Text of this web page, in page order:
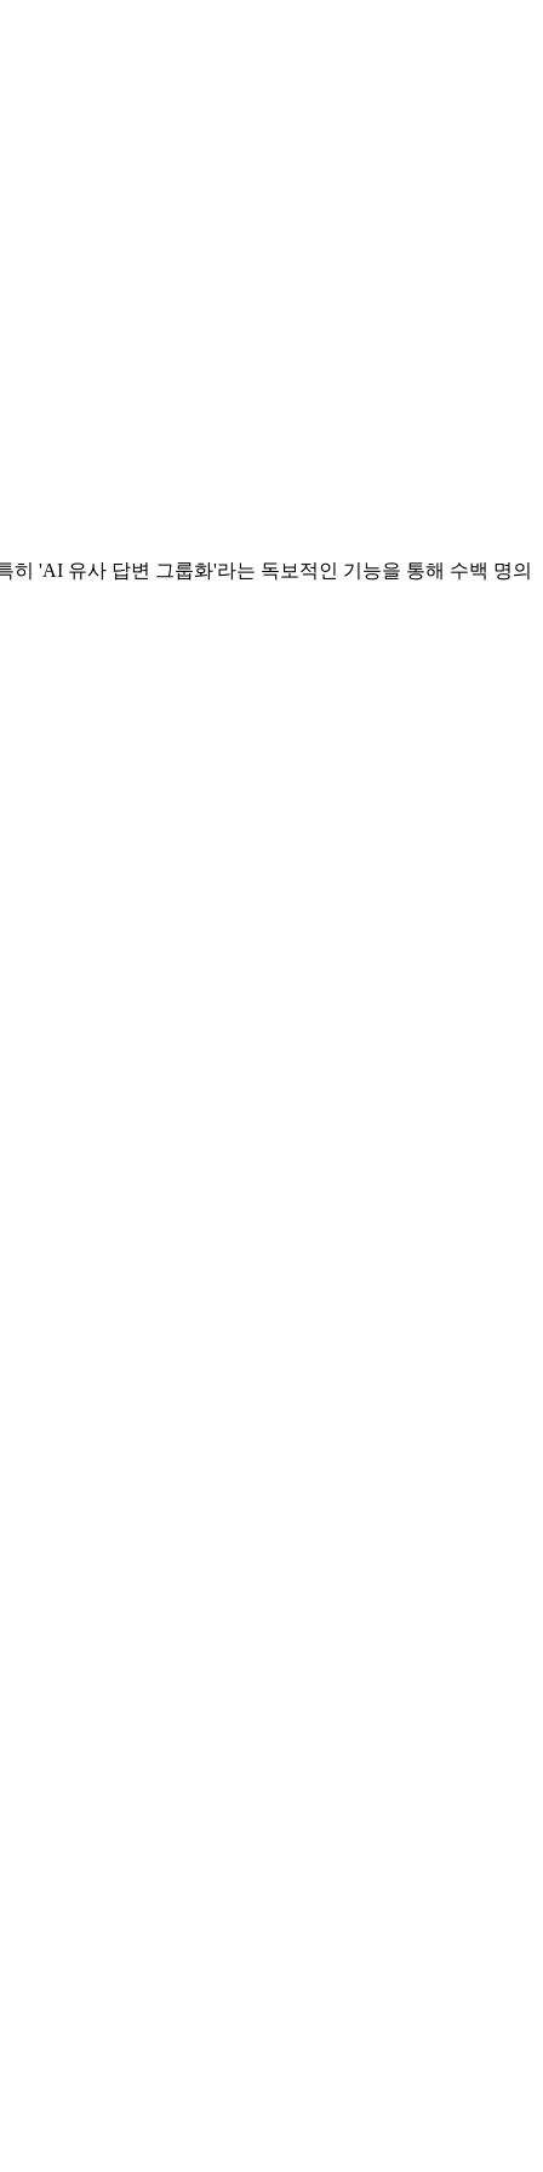
히 'AI 유사 답변 그룹화'라는 독보적인 기능을 통해 수백 명의